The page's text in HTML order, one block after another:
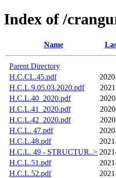
Index of /
Name
Parent Directory
H.C.CL.45.pdf
H.C.L.9.05.03.2020.pdf
H.C.L.40_2020.pdf
H.C.L.41_2020.pdf
H.C.L.42_2020.pdf
H.C.L. 47.pdf
H.C.L.48.pdf
H.C.L. 49 - STRUCTUR..>
H.C.L.51.pdf
H.C.L.52.pdf